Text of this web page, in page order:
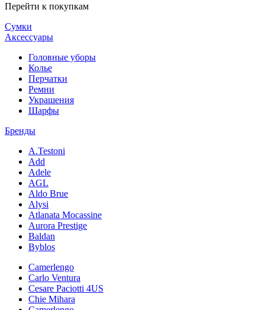
Перейти к покупкам
Сумки
Аксессуары
Головные уборы
Колье
Перчатки
Ремни
Украшения
Шарфы
Бренды
A.Testoni
Add
Adele
AGL
Aldo Brue
Alysi
Atlanata Mocassine
Aurora Prestige
Baldan
Byblos
Camerlengo
Carlo Ventura
Cesare Paciotti 4US
Chie Mihara